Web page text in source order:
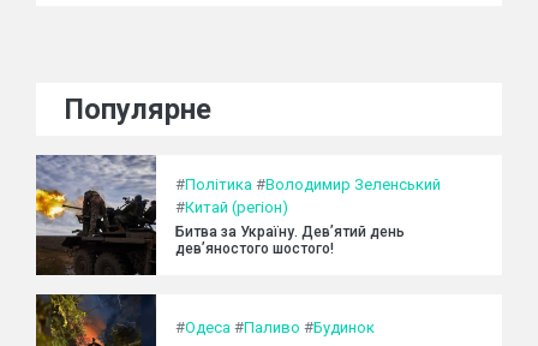
Популярне
#Політика #Володимир Зеленський
#Китай (регіон)
Битва за Україну. Дев’ятий день
дев’яностого шостого!
#Одеса #Паливо #Будинок